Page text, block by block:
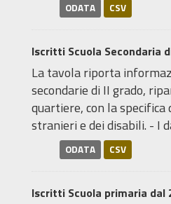
ODATA CSV
Iscritti Scuola Secondaria
La tavola riporta
secondarie di II grado,
quartiere, con la
stranieri e dei disabili. - I
ODATA CSV
Iscritti Scuola primaria dal